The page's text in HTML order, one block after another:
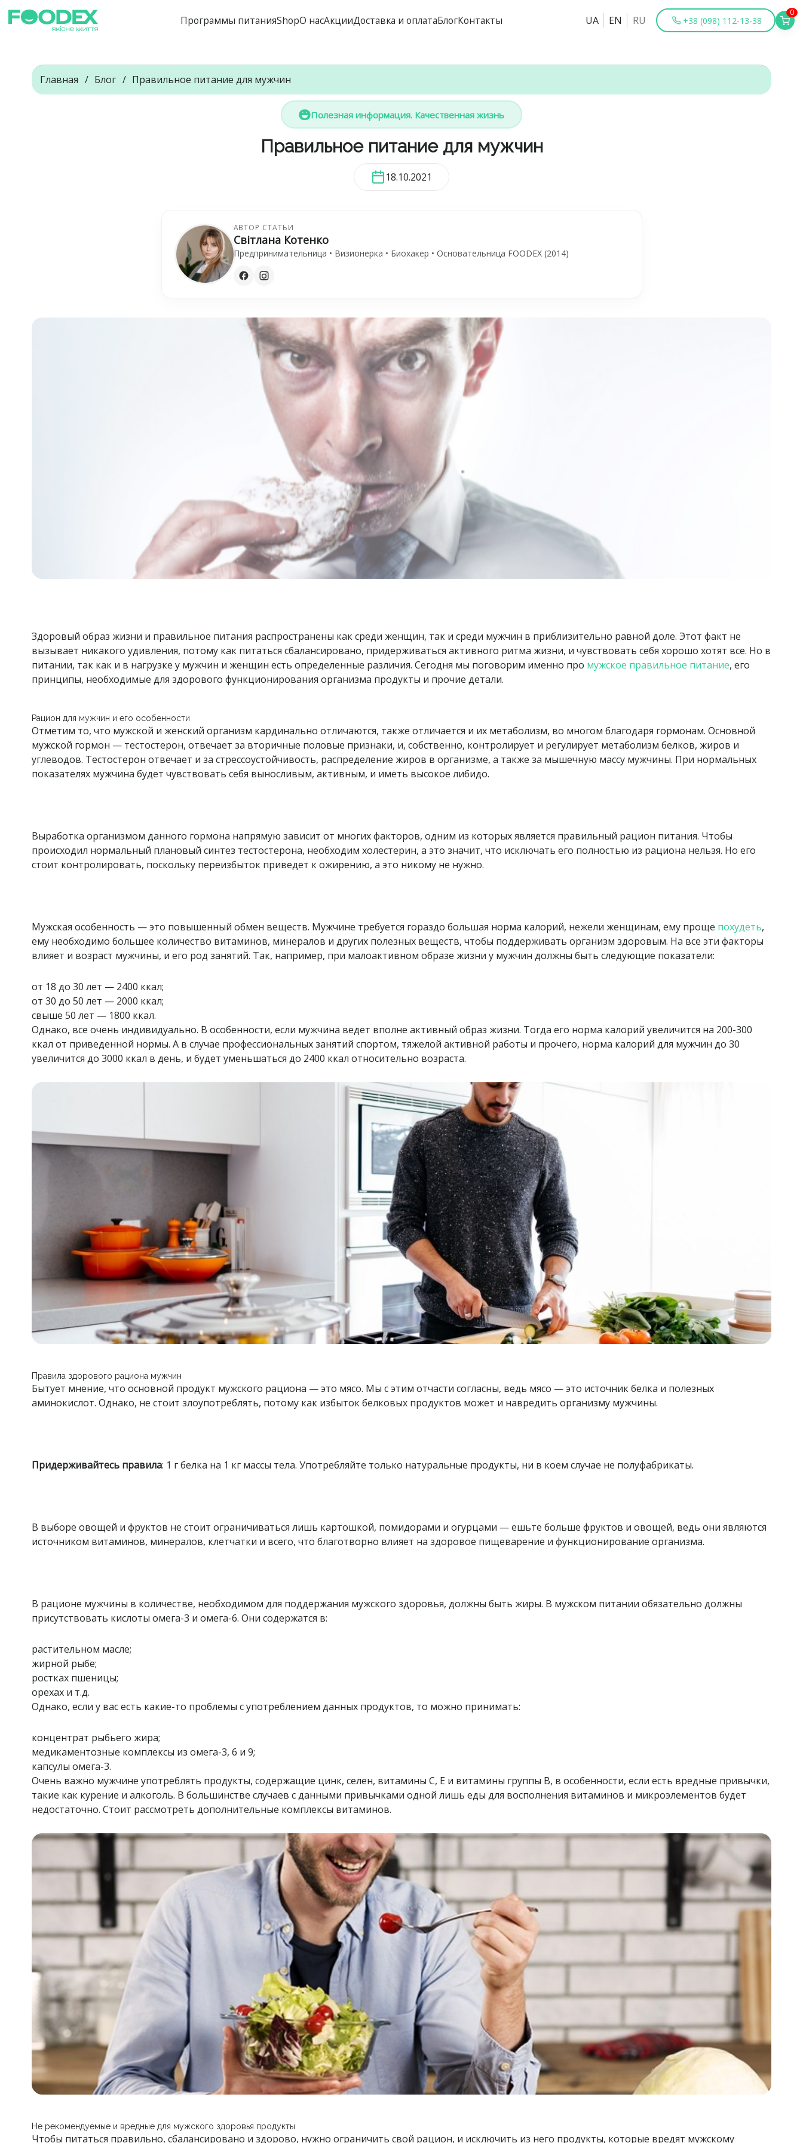
Программы питанияShopО насАкцииДоставка и оплатаБлогКонтакты UA EN RU +38 (098) 112-13-38
0
Главная Блог Правильное питание для мужчин
Полезная информация. Качественная жизнь
Правильное питание для мужчин
18.10.2021
АВТОР СТАТЬИ
Світлана Котенко
Предпринимательница • Визионерка • Биохакер • Основательница FOODEX (2014)
Здоровый образ жизни и правильное питания распространены как среди женщин, так и среди мужчин в приблизительно равной доле. Этот факт не
вызывает никакого удивления, потому как питаться сбалансировано, придерживаться активного ритма жизни, и чувствовать себя хорошо хотят все. Но в
питании, так как и в нагрузке у мужчин и женщин есть определенные различия. Сегодня мы поговорим именно про мужское правильное питание, его
принципы, необходимые для здорового функционирования организма продукты и прочие детали.
Рацион для мужчин и его особенности
Отметим то, что мужской и женский организм кардинально отличаются, также отличается и их метаболизм, во многом благодаря гормонам. Основной
мужской гормон — тестостерон, отвечает за вторичные половые признаки, и, собственно, контролирует и регулирует метаболизм белков, жиров и
углеводов. Тестостерон отвечает и за стрессоустойчивость, распределение жиров в организме, а также за мышечную массу мужчины. При нормальных
показателях мужчина будет чувствовать себя выносливым, активным, и иметь высокое либидо.
Выработка организмом данного гормона напрямую зависит от многих факторов, одним из которых является правильный рацион питания. Чтобы
происходил нормальный плановый синтез тестостерона, необходим холестерин, а это значит, что исключать его полностью из рациона нельзя. Но его
стоит контролировать, поскольку переизбыток приведет к ожирению, а это никому не нужно.
Мужская особенность — это повышенный обмен веществ. Мужчине требуется гораздо большая норма калорий, нежели женщинам, ему проще похудеть,
ему необходимо большее количество витаминов, минералов и других полезных веществ, чтобы поддерживать организм здоровым. На все эти факторы
влияет и возраст мужчины, и его род занятий. Так, например, при малоактивном образе жизни у мужчин должны быть следующие показатели:
от 18 до 30 лет — 2400 ккал;
от 30 до 50 лет — 2000 ккал;
свыше 50 лет — 1800 ккал.
Однако, все очень индивидуально. В особенности, если мужчина ведет вполне активный образ жизни. Тогда его норма калорий увеличится на 200-300
ккал от приведенной нормы. А в случае профессиональных занятий спортом, тяжелой активной работы и прочего, норма калорий для мужчин до 30
увеличится до 3000 ккал в день, и будет уменьшаться до 2400 ккал относительно возраста.
Правила здорового рациона мужчин
Бытует мнение, что основной продукт мужского рациона — это мясо. Мы с этим отчасти согласны, ведь мясо — это источник белка и полезных
аминокислот. Однако, не стоит злоупотреблять, потому как избыток белковых продуктов может и навредить организму мужчины.
Придерживайтесь правила: 1 г белка на 1 кг массы тела. Употребляйте только натуральные продукты, ни в коем случае не полуфабрикаты.
В выборе овощей и фруктов не стоит ограничиваться лишь картошкой, помидорами и огурцами — ешьте больше фруктов и овощей, ведь они являются
источником витаминов, минералов, клетчатки и всего, что благотворно влияет на здоровое пищеварение и функционирование организма.
В рационе мужчины в количестве, необходимом для поддержания мужского здоровья, должны быть жиры. В мужском питании обязательно должны
присутствовать кислоты омега-3 и омега-6. Они содержатся в:
растительном масле;
жирной рыбе;
ростках пшеницы;
орехах и т.д.
Однако, если у вас есть какие-то проблемы с употреблением данных продуктов, то можно принимать:
концентрат рыбьего жира;
медикаментозные комплексы из омега-3, 6 и 9;
капсулы омега-3.
Очень важно мужчине употреблять продукты, содержащие цинк, селен, витамины С, Е и витамины группы В, в особенности, если есть вредные привычки,
такие как курение и алкоголь. В большинстве случаев с данными привычками одной лишь еды для восполнения витаминов и микроэлементов будет
недостаточно. Стоит рассмотреть дополнительные комплексы витаминов.
Не рекомендуемые и вредные для мужского здоровья продукты
Чтобы питаться правильно, сбалансировано и здорово, нужно ограничить свой рацион, и исключить из него продукты, которые вредят мужскому